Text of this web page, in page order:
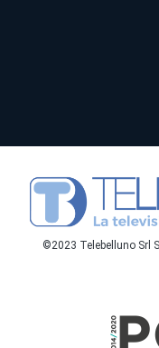
©2023 Telebelluno Srl